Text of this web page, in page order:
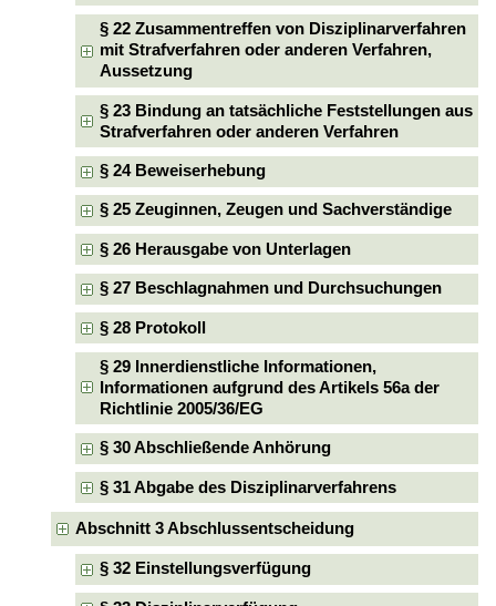
§ 22 Zusammentreffen von Disziplinarverfahren
mit Strafverfahren oder anderen Verfahren,
Aussetzung
§ 23 Bindung an tatsächliche Feststellungen aus
Strafverfahren oder anderen Verfahren
§ 24 Beweiserhebung
§ 25 Zeuginnen, Zeugen und Sachverständige
§ 26 Herausgabe von Unterlagen
§ 27 Beschlagnahmen und Durchsuchungen
§ 28 Protokoll
§ 29 Innerdienstliche Informationen,
Informationen aufgrund des Artikels 56a der
Richtlinie 2005/36/EG
§ 30 Abschließende Anhörung
§ 31 Abgabe des Disziplinarverfahrens
Abschnitt 3 Abschlussentscheidung
§ 32 Einstellungsverfügung